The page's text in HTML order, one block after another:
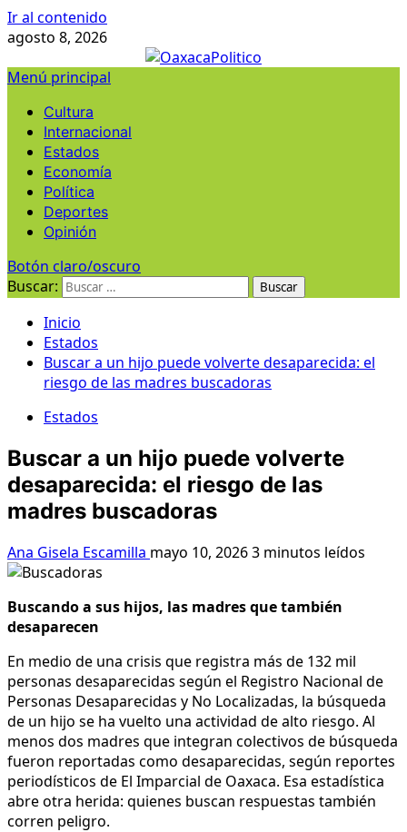
Ir al contenido
agosto 8, 2026
Menú principal
Cultura
Internacional
Estados
Economía
Política
Deportes
Opinión
Botón claro/oscuro
Buscar:
Inicio
Estados
Buscar a un hijo puede volverte desaparecida: el
riesgo de las madres buscadoras
Estados
Buscar a un hijo puede volverte
desaparecida: el riesgo de las
madres buscadoras
Ana Gisela Escamilla mayo 10, 20263 minutos leídos
Buscando a sus hijos, las madres que también
desaparecen
En medio de una crisis que registra más de 132 mil
personas desaparecidas según el Registro Nacional de
Personas Desaparecidas y No Localizadas, la búsqueda
de un hijo se ha vuelto una actividad de alto riesgo. Al
menos dos madres que integran colectivos de búsqueda
fueron reportadas como desaparecidas, según reportes
periodísticos de El Imparcial de Oaxaca. Esa estadística
abre otra herida: quienes buscan respuestas también
corren peligro.